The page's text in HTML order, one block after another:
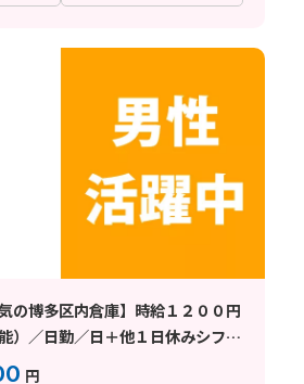
の博多区内倉庫】時給１２００円
）／日勤／日＋他１日休みシフト
円